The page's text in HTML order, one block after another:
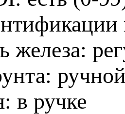
железа:
в ручке